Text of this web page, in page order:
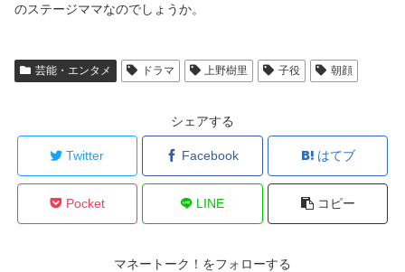
のステージママなのでしょうか。
芸能・エンタメ ドラマ 上野樹里 子役 朝顔
シェアする
Twitter Facebook はてブ
Pocket LINE コピー
マネートーク！をフォローする